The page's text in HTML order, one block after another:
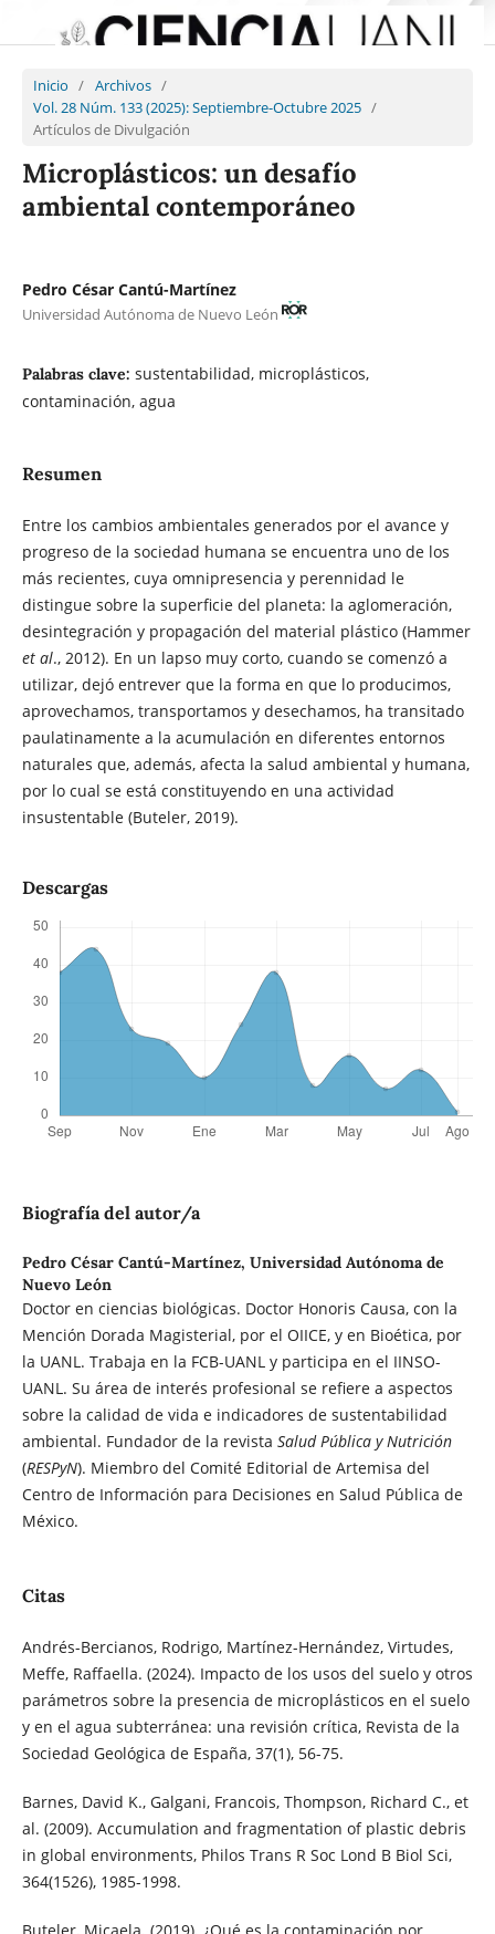
Inicio / Archivos /
Vol. 28 Núm. 133 (2025): Septiembre-Octubre 2025 /
Artículos de Divulgación
Microplásticos: un desafío
ambiental contemporáneo
Pedro César Cantú-Martínez
Universidad Autónoma de Nuevo León
Palabras clave: sustentabilidad, microplásticos,
contaminación, agua
Resumen
Entre los cambios ambientales generados por el avance y
progreso de la sociedad humana se encuentra uno de los
más recientes, cuya omnipresencia y perennidad le
distingue sobre la superficie del planeta: la aglomeración,
desintegración y propagación del material plástico (Hammer
et al., 2012). En un lapso muy corto, cuando se comenzó a
utilizar, dejó entrever que la forma en que lo producimos,
aprovechamos, transportamos y desechamos, ha transitado
paulatinamente a la acumulación en diferentes entornos
naturales que, además, afecta la salud ambiental y humana,
por lo cual se está constituyendo en una actividad
insustentable (Buteler, 2019).
Descargas
Biografía del autor/a
Pedro César Cantú-Martínez, Universidad Autónoma de
Nuevo León
Doctor en ciencias biológicas. Doctor Honoris Causa, con la
Mención Dorada Magisterial, por el OIICE, y en Bioética, por
la UANL. Trabaja en la FCB-UANL y participa en el IINSO-
UANL. Su área de interés profesional se refiere a aspectos
sobre la calidad de vida e indicadores de sustentabilidad
ambiental. Fundador de la revista Salud Pública y Nutrición
(RESPyN). Miembro del Comité Editorial de Artemisa del
Centro de Información para Decisiones en Salud Pública de
México.
Citas
Andrés-Bercianos, Rodrigo, Martínez-Hernández, Virtudes,
Meffe, Raffaella. (2024). Impacto de los usos del suelo y otros
parámetros sobre la presencia de microplásticos en el suelo
y en el agua subterránea: una revisión crítica, Revista de la
Sociedad Geológica de España, 37(1), 56-75.
Barnes, David K., Galgani, Francois, Thompson, Richard C., et
al. (2009). Accumulation and fragmentation of plastic debris
in global environments, Philos Trans R Soc Lond B Biol Sci,
364(1526), 1985-1998.
Buteler, Micaela. (2019). ¿Qué es la contaminación por